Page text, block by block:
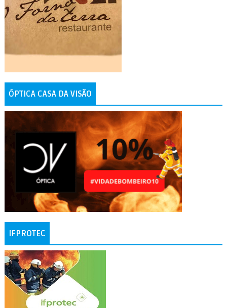
ÓPTICA CASA DA VISÃO
IFPROTEC